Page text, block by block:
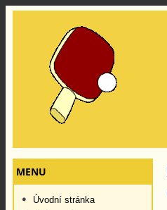
MENU
Úvodní stránka